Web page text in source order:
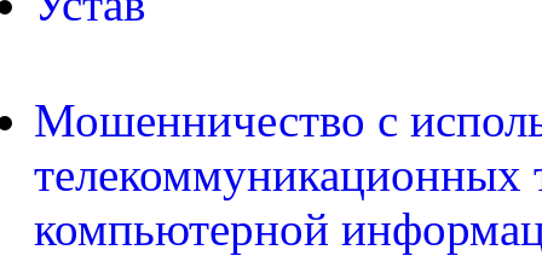
Мошенничество с
телекоммуникационных
компьютерной